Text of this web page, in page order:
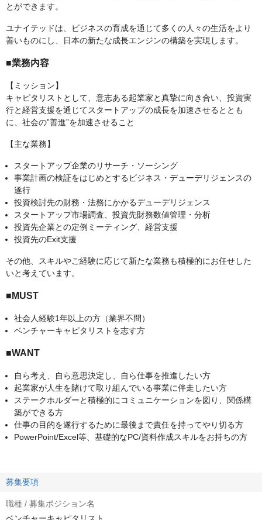
とができます。
ユナイテッドは、ビジネスの育成を通じて多くの人々の生活をより
善いものにし、日本の新たな成長エンジンの構築を実現します。
■業務内容
【ミッション】
キャピタリストとして、意志ある起業家と真摯に向き合い、投資実
行と経営支援を通じてスタートアップの成長を加速させるととも
に、社会の”善進”を加速させること
【主な業務】
スタートアップ企業のリサーチ・ソーシング
事業計画の検証をはじめとするビジネス・デューデリジェンスの
遂行
投資検討先の財務・法務にかかるデューデリジェンス
スタートアップ市場調査、投資先財務数値管理・分析
投資先企業との定例ミーティング、経営支援
投資先のExit支援
その他、スキルやご経験に応じて新たな業務も積極的にお任せした
いと考えています。
■MUST
社会人経験1年以上の方（業界不問）
ベンチャーキャピタリストを志す方
■WANT
自ら考え、自ら意思決定し、自ら仕事を推進したい方
起業家が人生を賭けて取り組んでいる事業に伴走したい方
ステークホルダーと積極的にコミュニケーションを図り、関係構
築ができる方
仕事の目的を遂行するために最後まで責任を持ってやり切る方
PowerPoint/Excel等、基礎的なPC/資料作成スキルをお持ちの方
募集要項
職種 / 募集ポジション名